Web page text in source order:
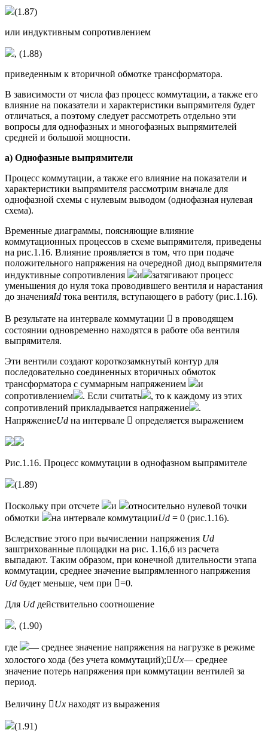
(1.87)
или индуктивным сопротивлением
, (1.88)
приведенным к вторичной обмотке трансформатора.
В зависимости от числа фаз процесс коммутации, а также его
влияние на показатели и характеристики выпрямителя будет
отличаться, а поэтому следует рассмотреть отдельно эти
вопросы для однофазных и многофазных выпрямителей
средней и большой мощности.
а) Однофазные выпрямители
Процесс коммутации, а также его влияние на показатели и
характеристики выпрямителя рассмотрим вначале для
однофазной схемы с нулевым выводом (однофазная нулевая
схема).
Временные диаграммы, поясняющие влияние
коммутационных процессов в схеме выпрямителя, приведены
на рис.1.16. Влияние проявляется в том, что при подаче
положительного напряжения на очередной диод выпрямителя
индуктивные сопротивления
и
затягивают процесс
уменьшения до нуля тока проводившего вентиля и нарастания
до значенияId тока вентиля, вступающего в работу (рис.1.16).
В результате на интервале коммутации  в проводящем
состоянии одновременно находятся в работе оба вентиля
выпрямителя.
Эти вентили создают короткозамкнутый контур для
последовательно соединенных вторичных обмоток
трансформатора с суммарным напряжением
и
сопротивлением
. Если считать
, то к каждому из этих
сопротивлений прикладывается напряжение
.
НапряжениеUd на интервале  определяется выражением
Рис.1.16. Процесс коммутации в однофазном выпрямителе
(1.89)
Поскольку при отсчете и
относительно нулевой точки
обмотки
на интервале коммутацииUd = 0 (рис.1.16).
Вследствие этого при вычислении напряжения Ud
заштрихованные площадки на рис. 1.16,б из расчета
выпадают. Таким образом, при конечной длительности этапа
коммутации, среднее значение выпрямленного напряжения
Ud будет меньше, чем при =0.
Для Ud действительно соотношение
, (1.90)
где
— среднее значение напряжения на нагрузке в режиме
холостого хода (без учета коммутаций);Ux— среднее
значение потерь напряжения при коммутации вентилей за
период.
Величину Ux находят из выражения
(1.91)